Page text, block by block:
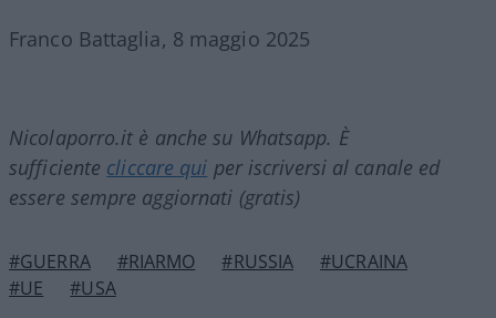
Franco Battaglia, 8 maggio 2025
Nicolaporro.it è anche su Whatsapp. È
sufficiente cliccare qui per iscriversi al canale ed
essere sempre aggiornati (gratis)
#GUERRA #RIARMO #RUSSIA
#UCRAINA
#UE
#USA